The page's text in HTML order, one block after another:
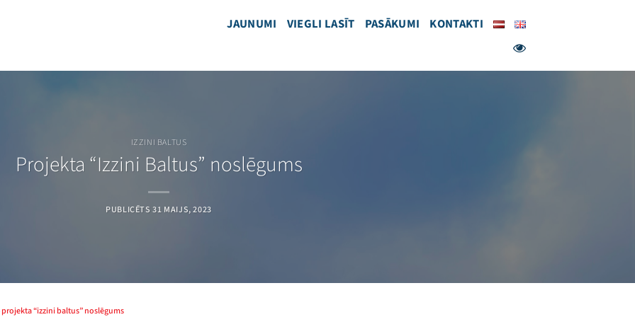
JAUNUMI VIEGLI LASĪT PASĀKUMI KONTAKTI
IZZINI BALTUS
Projekta “Izzini Baltus” noslēgums
PUBLICĒTS31 MAIJS, 2023
projekta “izzini baltus” noslēgums